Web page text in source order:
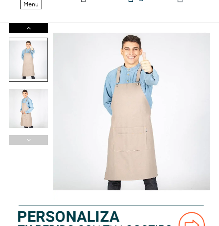
de
palanca
Menu